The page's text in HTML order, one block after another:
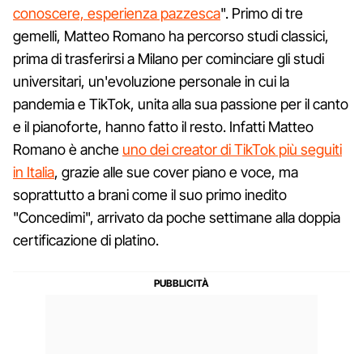
conoscere, esperienza pazzesca". Primo di tre
gemelli, Matteo Romano ha percorso studi classici,
prima di trasferirsi a Milano per cominciare gli studi
universitari, un'evoluzione personale in cui la
pandemia e TikTok, unita alla sua passione per il canto
e il pianoforte, hanno fatto il resto. Infatti Matteo
Romano è anche uno dei creator di TikTok più seguiti
in Italia, grazie alle sue cover piano e voce, ma
soprattutto a brani come il suo primo inedito
"Concedimi", arrivato da poche settimane alla doppia
certificazione di platino.